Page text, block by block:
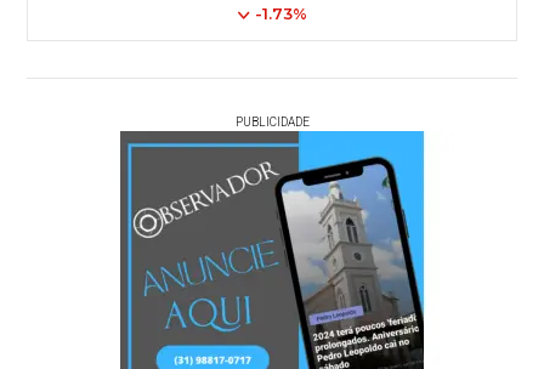
-1.73%
PUBLICIDADE